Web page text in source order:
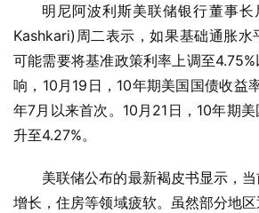
明尼阿波利斯美联储银行董事长
Kashkari)周二表示，如果基础通胀水
可能需要将基准政策利率上调至
响，10月19日，10年期美国国债收益
年7月以来首次。10月21日，10年期
升至4.27%。
美联储公布的最新褐皮书显示，
增长，住房等领域疲软。虽然部分地区